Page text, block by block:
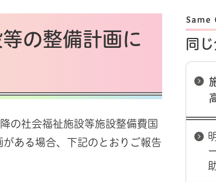
の整備計画に
の社会福祉施設等施設整備費国
ある場合、下記のとおりご報告
同